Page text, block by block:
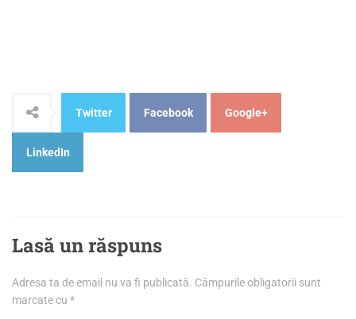
Twitter Facebook Google+
LinkedIn
Lasă un răspuns
Adresa ta de email nu va fi publicată. Câmpurile obligatorii sunt
marcate cu *